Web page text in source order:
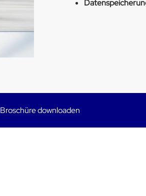
Broschüre downloaden